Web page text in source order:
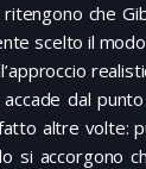
che
scelto il
dal
altre volte:
si accorgono